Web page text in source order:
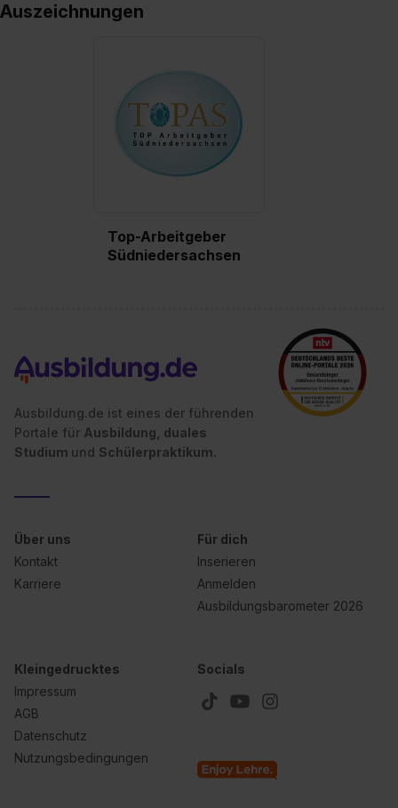
Auszeichnungen
Top-Arbeitgeber
Südniedersachsen
Ausbildung.de ist eines der führenden
Portale für Ausbildung, duales
Studium und Schülerpraktikum.
Über uns
Kontakt
Karriere
Für dich
Inserieren
Anmelden
Ausbildungsbarometer 2026
Kleingedrucktes
Impressum
AGB
Datenschutz
Nutzungsbedingungen
Socials